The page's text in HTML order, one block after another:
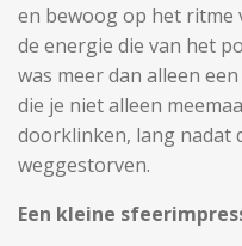
en bewoog op het ritme
de energie die van het
was meer dan alleen
die je niet alleen
doorklinken, lang nadat
weggestorven.
Een kleine